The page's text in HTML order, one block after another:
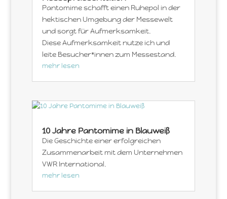
Pantomime schafft einen Ruhepol in der
hektischen Umgebung der Messewelt
und sorgt für Aufmerksamkeit.
Diese Aufmerksamkeit nutze ich und
leite Besucher*innen zum Messestand.
mehr lesen
10 Jahre Pantomime in Blauweiß
Die Geschichte einer erfolgreichen
Zusammenarbeit mit dem Unternehmen
VWR International.
mehr lesen